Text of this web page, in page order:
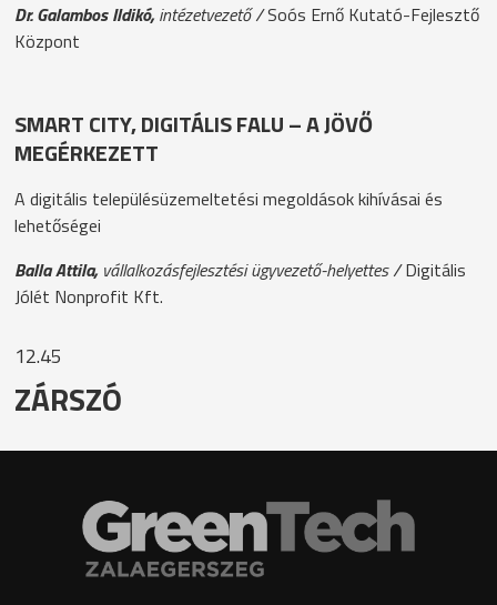
Dr. Galambos Ildikó, intézetvezető /Soós Ernő Kutató-Fejlesztő
Központ
SMART CITY, DIGITÁLIS FALU – A JÖVŐ
MEGÉRKEZETT
A digitális településüzemeltetési megoldások kihívásai és
lehetőségei
Balla Attila, vállalkozásfejlesztési ügyvezető-helyettes /Digitális
Jólét Nonprofit Kft.
12.45
ZÁRSZÓ